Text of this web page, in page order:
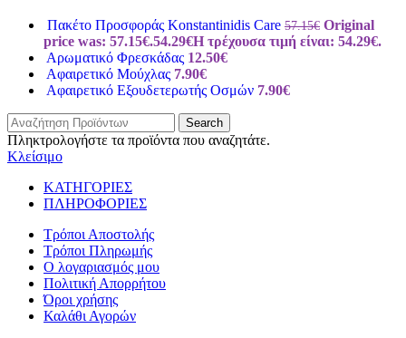
Πακέτο Προσφοράς Konstantinidis Care 57.15€ Original
price was: 57.15€.54.29€Η τρέχουσα τιμή είναι: 54.29€.
Αρωματικό Φρεσκάδας 12.50€
Αφαιρετικό Μούχλας 7.90€
Αφαιρετικό Εξουδετερωτής Οσμών 7.90€
Search
Πληκτρολογήστε τα προϊόντα που αναζητάτε.
Κλείσιμο
ΚΑΤΗΓΟΡΙΕΣ
ΠΛΗΡΟΦΟΡΙΕΣ
Τρόποι Αποστολής
Τρόποι Πληρωμής
Ο λογαριασμός μου
Πολιτική Απορρήτου
Όροι χρήσης
Καλάθι Αγορών